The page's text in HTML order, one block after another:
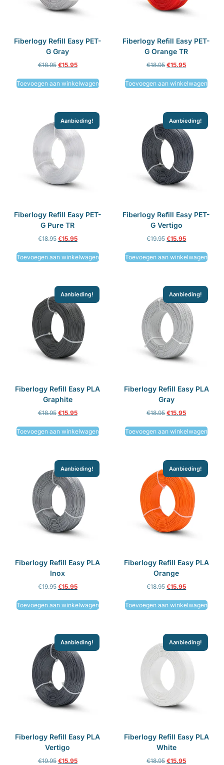
Fiberlogy Refill Easy PET-
G Gray
€18.95 €15.95
Toevoegen aan winkelwagen
Fiberlogy Refill Easy PET-
G Orange TR
€18.95 €15.95
Toevoegen aan winkelwagen
Aanbieding!
Fiberlogy Refill Easy PET-
G Pure TR
€18.95 €15.95
Toevoegen aan winkelwagen
Aanbieding!
Fiberlogy Refill Easy PET-
G Vertigo
€19.95 €15.95
Toevoegen aan winkelwagen
Aanbieding!
Fiberlogy Refill Easy PLA
Graphite
€18.95 €15.95
Toevoegen aan winkelwagen
Aanbieding!
Fiberlogy Refill Easy PLA
Gray
€18.95 €15.95
Toevoegen aan winkelwagen
Aanbieding!
Fiberlogy Refill Easy PLA
Inox
€19.95 €15.95
Toevoegen aan winkelwagen
Aanbieding!
Fiberlogy Refill Easy PLA
Orange
€18.95 €15.95
Toevoegen aan winkelwagen
Aanbieding!
Fiberlogy Refill Easy PLA
Vertigo
€19.95 €15.95
Aanbieding!
Fiberlogy Refill Easy PLA
White
€18.95 €15.95